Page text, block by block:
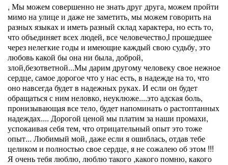
, Мы можем совершенно не знать друг друга, можем пройти
мимо на улице и даже не заметить, мы можем говорить на
разных языках и иметь разный склад характера, но есть то,
что объединяет всех людей, все человечество,l прошедшее
через нелегкие годы и имеющие каждый свою судьбу, это
любовь какой бы она ни была, доброй,
злой,безответной...Мы дарим другому человеку свое нежное
сердце, самое дорогое что у нас есть, в надежде на то, что
оно навсегда будет в надежных руках. И если он будет
обращаться с ним неловко, неуклюже....это адская боль,
пронизывающая все тело, будет напоминать о растоптанных
надеждах.... Дорогой ценой мы платим за наши промахи,
успокаивая себя тем, что отрицательный опыт это тоже
опыт... Любимый мой, даже если я ошиблась, отдав тебе
целиком и полностью свое сердце, я не сожалею об этом !!!
Я очень тебя люблю, люблю такого ,какого помню, какого